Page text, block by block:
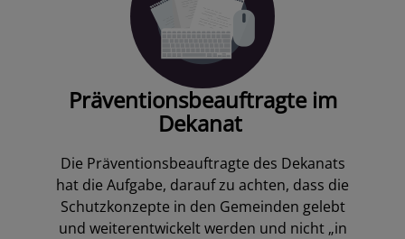
Präventionsbeauftragte im
Dekanat
Die Präventionsbeauftragte des Dekanats
hat die Aufgabe, darauf zu achten, dass die
Schutzkonzepte in den Gemeinden gelebt
und weiterentwickelt werden und nicht „in